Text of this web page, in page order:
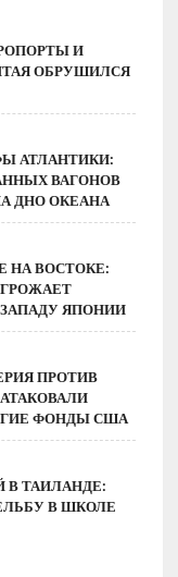
И
ОБРУШИЛСЯ
АТЛАНТИКИ:
ВАГОНОВ
ДНО ОКЕАНА
НА ВОСТОКЕ:
ЯПОНИИ
ПРОТИВ
ФОНДЫ США
В ТАИЛАНДЕ:
В ШКОЛЕ